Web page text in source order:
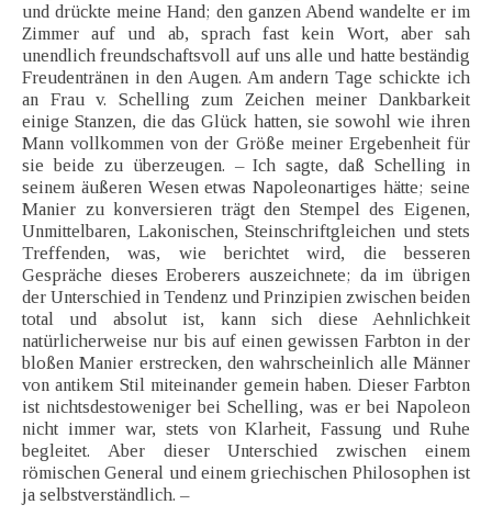
und drückte meine Hand; den ganzen Abend wandelte er im
Zimmer auf und ab, sprach fast kein Wort, aber sah
unendlich freundschaftsvoll auf uns alle und hatte beständig
Freudentränen in den Augen. Am andern Tage schickte ich
an Frau v. Schelling zum Zeichen meiner Dankbarkeit
einige Stanzen, die das Glück hatten, sie sowohl wie ihren
Mann vollkommen von der Größe meiner Ergebenheit für
sie beide zu überzeugen. – Ich sagte, daß Schelling in
seinem äußeren Wesen etwas Napoleonartiges hätte; seine
Manier zu konversieren trägt den Stempel des Eigenen,
Unmittelbaren, Lakonischen, Steinschriftgleichen und stets
Treffenden, was, wie berichtet wird, die besseren
Gespräche dieses Eroberers auszeichnete; da im übrigen
der Unterschied in Tendenz und Prinzipien zwischen beiden
total und absolut ist, kann sich diese Aehnlichkeit
natürlicherweise nur bis auf einen gewissen Farbton in der
bloßen Manier erstrecken, den wahrscheinlich alle Männer
von antikem Stil miteinander gemein haben. Dieser Farbton
ist nichtsdestoweniger bei Schelling, was er bei Napoleon
nicht immer war, stets von Klarheit, Fassung und Ruhe
begleitet. Aber dieser Unterschied zwischen einem
römischen General und einem griechischen Philosophen ist
ja selbstverständlich. –